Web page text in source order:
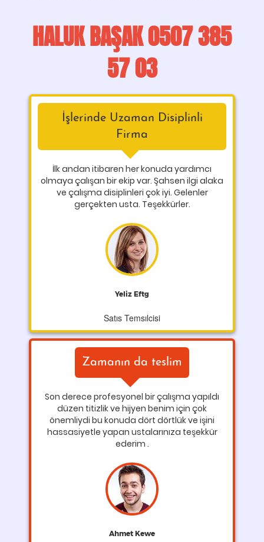
HALUK BAŞAK 0507 385
57 03
İşlerinde Uzaman Disiplinli
Firma
İlk andan itibaren her konuda yardımcı
olmaya çalışan bir ekip var. Şahsen ilgi alaka
ve çalışma disiplinleri çok iyi. Gelenler
gerçekten usta. Teşekkürler.
Yeliz Eftg
Satıs Temsılcisi
Zamanın da teslim
Son derece profesyonel bir çalışma yapıldı
düzen titizlik ve hijyen benim için çok
önemliydi bu konuda dört dörtlük ve işini
hassasiyetle yapan ustalarınıza teşekkür
ederim .
Ahmet Kewe